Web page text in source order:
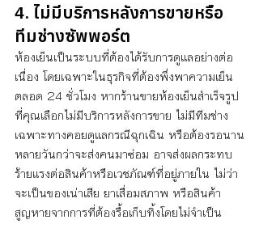
4. ไม่มีบริการหลังการขายหรือ
ทีมช่างซัพพอร์ต
ห้องเย็นเป็นระบบที่ต้องได้รับการดูแลอย่างต่อ
เนื่อง โดยเฉพาะในธุรกิจที่ต้องพึ่งพาความเย็น
ตลอด 24 ชั่วโมง หากร้านขายห้องเย็นสำเร็จรูป
ที่คุณเลือกไม่มีบริการหลังการขาย ไม่มีทีมช่าง
เฉพาะทางคอยดูแลกรณีฉุกเฉิน หรือต้องรอนาน
หลายวันกว่าจะส่งคนมาซ่อม อาจส่งผลกระทบ
ร้ายแรงต่อสินค้าหรือเวชภัณฑ์ที่อยู่ภายใน ไม่ว่า
จะเป็นของเน่าเสีย ยาเสื่อมสภาพ หรือสินค้า
สูญหายจากการที่ต้องรื้อเก็บทิ้งโดยไม่จำเป็น